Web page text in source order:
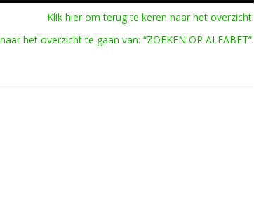
Klik hier om terug te keren naar het overzicht.
het overzicht te gaan van: “ZOEKEN OP ALFABET”.